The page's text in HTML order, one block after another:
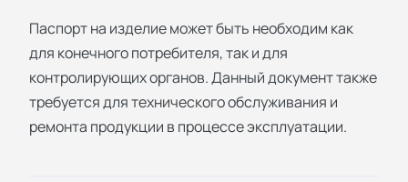
Паспорт на изделие может быть необходим как
для конечного потребителя, так и для
контролирующих органов. Данный документ также
требуется для технического обслуживания и
ремонта продукции в процессе эксплуатации.